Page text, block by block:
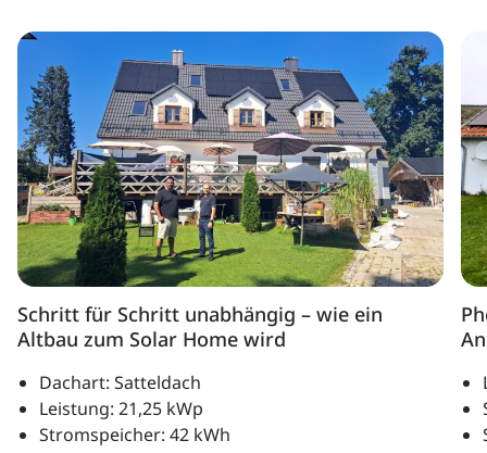
Schritt für Schritt unabhängig – wie ein
Altbau zum Solar Home wird
Dachart: Satteldach
Leistung: 21,25 kWp
Stromspeicher: 42 kWh